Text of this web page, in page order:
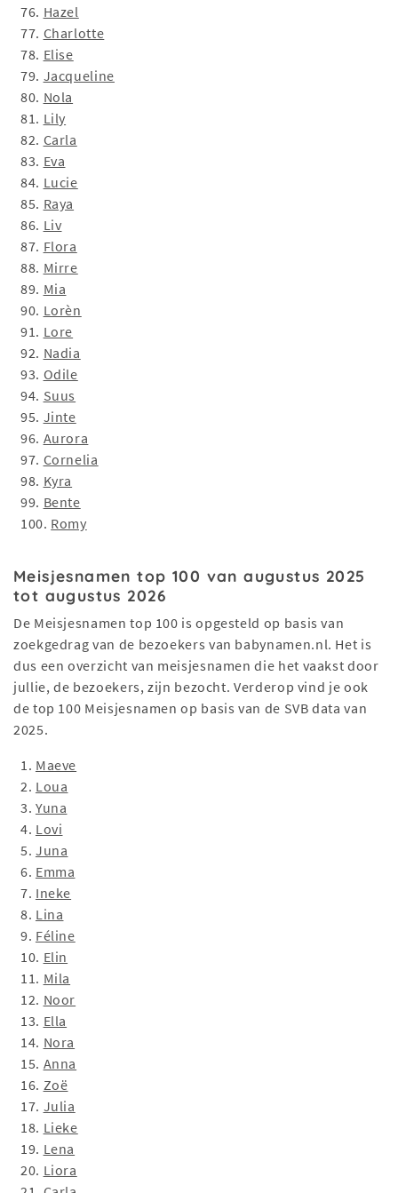
76. Hazel
77. Charlotte
78. Elise
79. Jacqueline
80. Nola
81. Lily
82. Carla
83. Eva
84. Lucie
85. Raya
86. Liv
87. Flora
88. Mirre
89. Mia
90. Lorèn
91. Lore
92. Nadia
93. Odile
94. Suus
95. Jinte
96. Aurora
97. Cornelia
98. Kyra
99. Bente
100. Romy
Meisjesnamen top 100 van augustus 2025
tot augustus 2026
De Meisjesnamen top 100 is opgesteld op basis van
zoekgedrag van de bezoekers van babynamen.nl. Het is
dus een overzicht van meisjesnamen die het vaakst door
jullie, de bezoekers, zijn bezocht. Verderop vind je ook
de top 100 Meisjesnamen op basis van de SVB data van
2025.
1. Maeve
2. Loua
3. Yuna
4. Lovi
5. Juna
6. Emma
7. Ineke
8. Lina
9. Féline
10. Elin
11. Mila
12. Noor
13. Ella
14. Nora
15. Anna
16. Zoë
17. Julia
18. Lieke
19. Lena
20. Liora